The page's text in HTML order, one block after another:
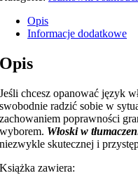
Opis
Informacje dodatkowe
Opis
Jeśli chcesz opanować język
swobodnie radzić sobie w
zachowaniem poprawności
wyborem. Włoski w
niezwykle skutecznej i
Książka zawiera: